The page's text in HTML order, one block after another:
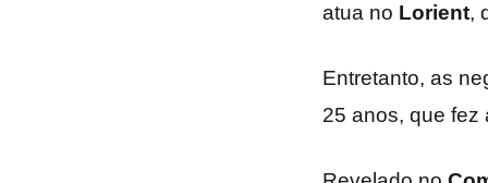
atua no Lorient,
Entretanto, as
25 anos, que fez